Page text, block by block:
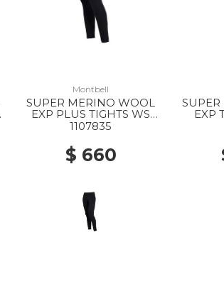
Montbell
SUPER MERINO WOOL
EXP PLUS TIGHTS WS
BK
1107835
$ 660
EXP